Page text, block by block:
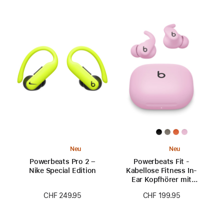
Neu
Powerbeats Pro 2 –
Nike Special Edition
CHF 249.95
Neu
Powerbeats Fit -
Kabellose Fitness In-
Ear Kopfhörer mit
Powerpink
CHF 199.95